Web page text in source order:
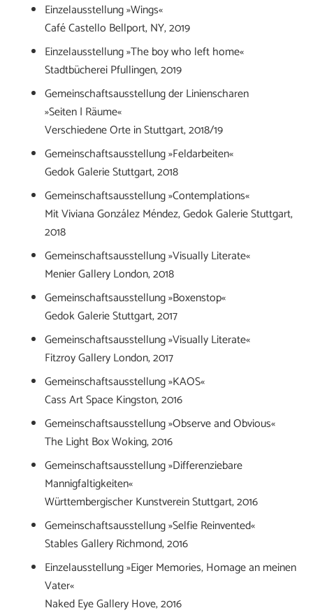
Einzelausstellung »Wings«
Café Castello Bellport, NY, 2019
Einzelausstellung »The boy who left home«
Stadtbücherei Pfullingen, 2019
Gemeinschaftsausstellung der Linienscharen
»Seiten | Räume«
Verschiedene Orte in Stuttgart, 2018/19
Gemeinschaftsausstellung »Feldarbeiten«
Gedok Galerie Stuttgart, 2018
Gemeinschaftsausstellung »Contemplations«
Mit Viviana González Méndez, Gedok Galerie Stuttgart,
2018
Gemeinschaftsausstellung »Visually Literate«
Menier Gallery London, 2018
Gemeinschaftsausstellung »Boxenstop«
Gedok Galerie Stuttgart, 2017
Gemeinschaftsausstellung »Visually Literate«
Fitzroy Gallery London, 2017
Gemeinschaftsausstellung »KAOS«
Cass Art Space Kingston, 2016
Gemeinschaftsausstellung »Observe and Obvious«
The Light Box Woking, 2016
Gemeinschaftsausstellung »Differenziebare
Mannigfaltigkeiten«
Württembergischer Kunstverein Stuttgart, 2016
Gemeinschaftsausstellung »Selfie Reinvented«
Stables Gallery Richmond, 2016
Einzelausstellung »Eiger Memories, Homage an meinen
Vater«
Naked Eye Gallery Hove, 2016